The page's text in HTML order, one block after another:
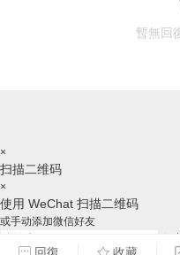
暫無回
×
扫描二维码
×
使用 WeChat 扫描二维码
或手动添加微信好友